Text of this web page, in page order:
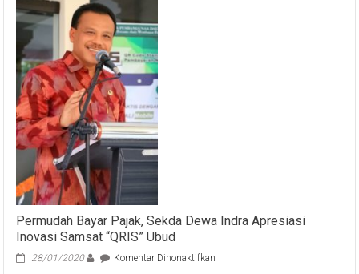
Permudah Bayar Pajak, Sekda Dewa Indra Apresiasi
Inovasi Samsat “QRIS” Ubud
28/01/2020 Komentar Dinonaktifkan